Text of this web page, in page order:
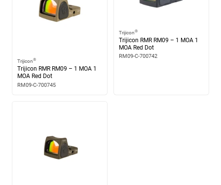
Trijicon®
Trijicon RMR RM09 – 1 MOA 1
MOA Red Dot
RM09-C-700745
Trijicon®
Trijicon RMR RM09 – 1 MOA 1
MOA Red Dot
RM09-C-700742